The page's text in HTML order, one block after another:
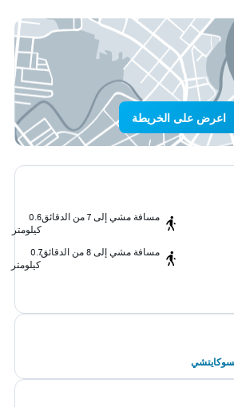
اعرض على الخريطة
مسافة مشي إلى 7 من الدقائق
0.6
كيلومتر
مسافة مشي إلى 8 من الدقائق
0.7
كيلومتر